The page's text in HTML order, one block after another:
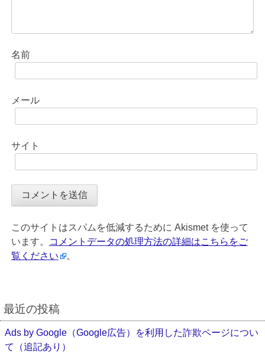
名前
メール
サイト
このサイトはスパムを低減するために Akismet を使って
います。
コメントデータの処理方法の詳細はこちらをご
覧ください
。
最近の投稿
Ads by Google（Google広告）を利用した詐欺ページについ
て（追記あり）